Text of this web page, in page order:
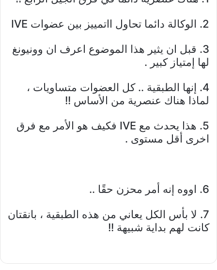
2. الوكالة دائما تحاول ااتمييز بين عضوات IVE
3. قبل ان يثير هذا الموضوع اعرف ان وونيونغ
لها إمتياز كبير .
4. إنها الطبقية .. كل العضوات متساويات ،
لماذا هناك عنصرية من الأساس !!
5. هذا يحدث مع IVE فكيف هو الأمر مع فرق
اخرى أقل مستوى .
6. اووه إنه أمر محزن حقًا ..
7. لا بأس الكل يعاني من هذه الطبقية ، بانقتان
كانت لهم بداية شبيهة !!